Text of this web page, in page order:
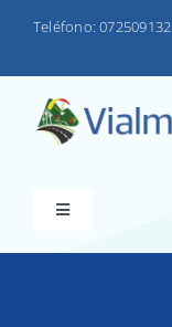
Teléfono: 072509132
Toggle
Navigation